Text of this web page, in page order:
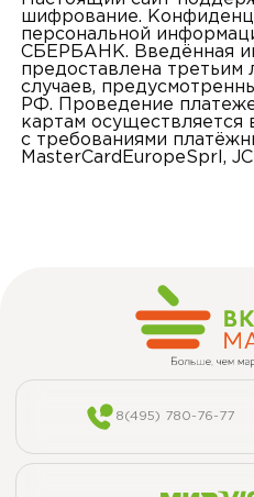
шифрование.
персональной
СБЕРБАНК. Введённая
предоставлена третьим
случаев,
РФ. Проведение
картам осуществляется
с требованиями
MasterCardEuropeSprl,
8(495) 780-76-77